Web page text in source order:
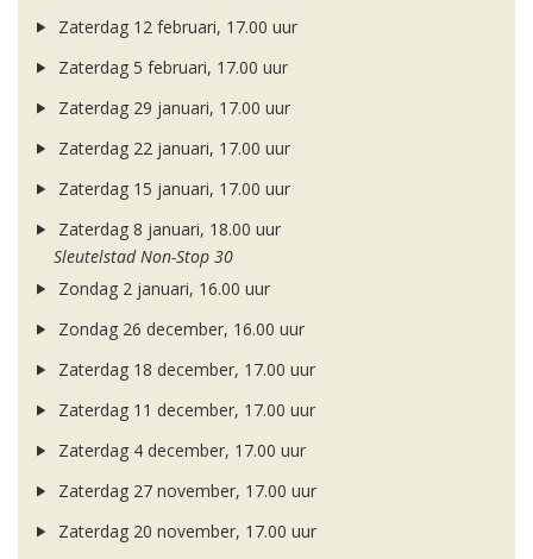
Zaterdag 12 februari, 17.00 uur
Zaterdag 5 februari, 17.00 uur
Zaterdag 29 januari, 17.00 uur
Zaterdag 22 januari, 17.00 uur
Zaterdag 15 januari, 17.00 uur
Zaterdag 8 januari, 18.00 uur
Sleutelstad Non-Stop 30
Zondag 2 januari, 16.00 uur
Zondag 26 december, 16.00 uur
Zaterdag 18 december, 17.00 uur
Zaterdag 11 december, 17.00 uur
Zaterdag 4 december, 17.00 uur
Zaterdag 27 november, 17.00 uur
Zaterdag 20 november, 17.00 uur